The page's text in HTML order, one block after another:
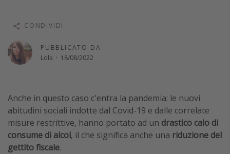
Travel magazine
Città più visitate
PUBBLICATO DA
Lola · 18/08/2022
CONDIVIDI
Anche in questo caso c'entra la pandemia: le nuovi
abitudini sociali indotte dal Covid-19 e dalle correlate
misure restrittive, hanno portato ad un drastico calo di
consume di alcol, il che significa anche una riduzione del
gettito fiscale.